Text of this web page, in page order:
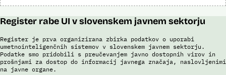
predstavljajo specifične potovalne vzorce storilcev terorističnih in
omogočajo usmerjeno delo policije in drugih pristojnih organov na
na utemeljene razloge v posamičnem primeru posreduje podatke
potnikov, prijavljenih na let, oziroma podatke potnikov iz sistema
rezervacij letalskih vozovnic oziroma rezultate njihove obdelave
drugim enotam policije.
Register rabe UI v slovenskem javnem sektorju
Register je prva organizirana zbirka podatkov o uporabi
umetnointeligenčnih sistemov v slovenskem javnem sektorju.
Podatke smo pridobili s preučevanjem javno dostopnih virov in
prošnjami za dostop do informacij javnega značaja, naslovljenimi
na javne organe.